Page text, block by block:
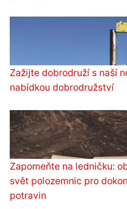
Zažijte dobrodruží s naší
nabídkou dobrodružství
Zapomeňte na ledničku:
svět polozemnic pro
potravin